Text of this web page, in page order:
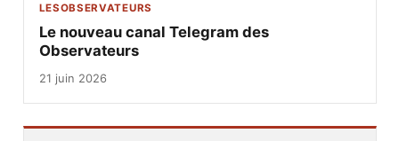
LESOBSERVATEURS
Le nouveau canal Telegram des
Observateurs
21 juin 2026